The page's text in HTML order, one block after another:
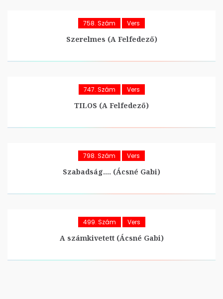
758. Szám Vers
Szerelmes (A Felfedező)
747. Szám Vers
TILOS (A Felfedező)
798. Szám Vers
Szabadság…. (Ácsné Gabi)
499. Szám Vers
A számkivetett (Ácsné Gabi)